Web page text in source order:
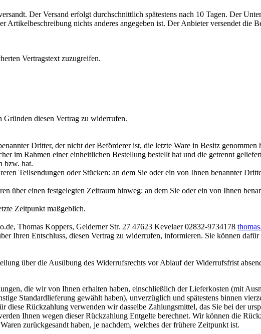
Der Versand erfolgt durchschnittlich spätestens nach 10 Tagen. Der
nichts anderes angegeben ist. Der Anbieter versendet die
Vertragstext zuzugreifen.
Gründen diesen Vertrag zu widerrufen.
Dritter, der nicht der Beförderer ist, die letzte Ware in Besitz genommen
im Rahmen einer einheitlichen Bestellung bestellt hat und die getrennt
bzw. hat.
Teilsendungen oder Stücken: an dem Sie oder ein von Ihnen benannter
über einen festgelegten Zeitraum hinweg: an dem Sie oder ein von Ihnen
Zeitpunkt maßgeblich.
Thomas Koppers, Gelderner Str. 27 47623 Kevelaer 02832-9734178
Ihren Entschluss, diesen Vertrag zu widerrufen, informieren. Sie können
über die Ausübung des Widerrufsrechts vor Ablauf der Widerrufsfrist
die wir von Ihnen erhalten haben, einschließlich der Lieferkosten (mit
Standardlieferung gewählt haben), unverzüglich und spätestens binnen
diese Rückzahlung verwenden wir dasselbe Zahlungsmittel, das Sie bei der
Ihnen wegen dieser Rückzahlung Entgelte berechnet. Wir können die
zurückgesandt haben, je nachdem, welches der frühere Zeitpunkt ist.